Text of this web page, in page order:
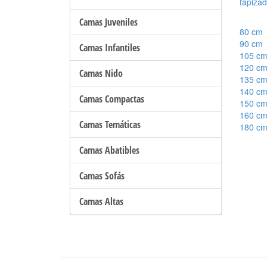
Camas Juveniles
Camas Infantiles
Camas Nido
Camas Compactas
Camas Temáticas
Camas Abatibles
Camas Sofás
Camas Altas
80 cm
90 cm
105 cm
120 cm
135 cm
140 cm
150 cm
160 cm
180 cm